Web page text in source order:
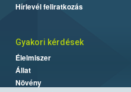
Hírlevél feliratkozás
Gyakori kérdések
Élelmiszer
Állat
Növény